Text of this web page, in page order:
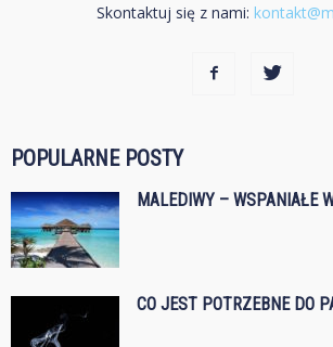
Skontaktuj się z nami:
POPULARNE POSTY
MALEDIWY – WSPANIAŁE
CO JEST POTRZEBNE DO